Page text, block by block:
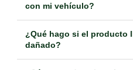
con mi vehículo?
¿Qué hago si el producto
dañado?